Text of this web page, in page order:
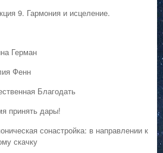
9. Гармония и исцеление.
Герман
Фенн
Благодать
принять дары!
сонастройка: в направлении к
скачку